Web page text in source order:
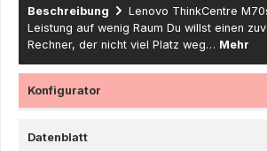
Beschreibung
Lenovo ThinkCentre
Leistung auf wenig Raum Du willst einen
Rechner, der nicht viel Platz weg… Mehr
Konfigurator
Datenblatt